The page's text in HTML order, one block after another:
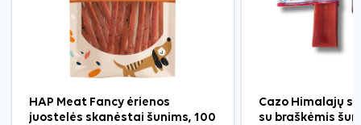
HAP Meat Fancy ėrienos
juostelės skanėstai šunims, 100
Cazo Himalajų
su braškėmis